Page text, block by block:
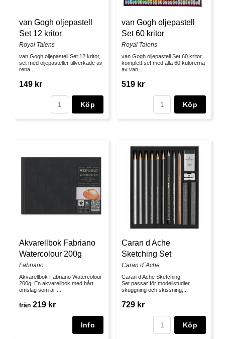
van Gogh oljepastell
Set 12 kritor
Royal Talens
van Gogh oljepastell Set 12 kritor,
set med oljepasteller tillverkade av
rena...
149 kr
Köp
van Gogh oljepastell
Set 60 kritor
Royal Talens
van Gogh oljepastell Set 60 kritor,
komplett set med alla 60 kulörerna
av van...
519 kr
Köp
Akvarellbok Fabriano
Watercolour 200g
Fabriano
Akvarellbok Fabriano Watercolour
200g. En akvarellbok med hårt
omslag som är ...
från 219 kr
Caran d Ache
Sketching Set
Caran d´Ache
Caran d Ache Sketching
Set passar för modellstudier,
skuggning och skissning,...
729 kr
Köp